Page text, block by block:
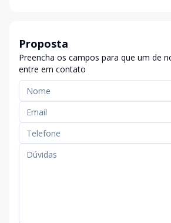
Proposta
Preencha os campos para que um de
entre em contato